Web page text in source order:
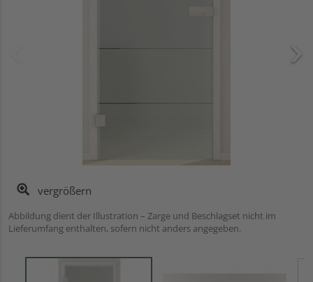
vergrößern
Abbildung dient der Illustration – Zarge und Beschlagset nicht im
Lieferumfang enthalten, sofern nicht anders angegeben.